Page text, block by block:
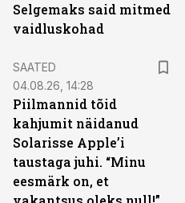
Selgemaks said mitmed
vaidluskohad
SAATED
04.08.26, 14:28
Piilmannid tõid
kahjumit näidanud
Solarisse Apple’i
taustaga juhi. “Minu
eesmärk on, et